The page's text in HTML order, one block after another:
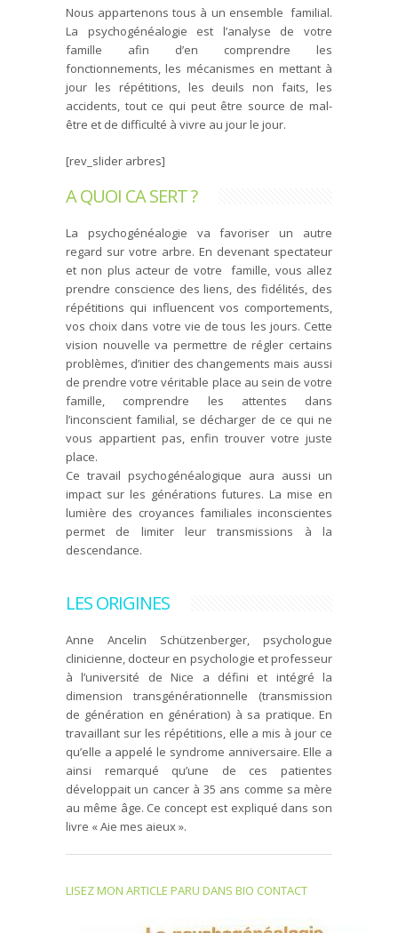
Nous appartenons tous à un ensemble familial.
La psychogénéalogie est l’analyse de votre
famille afin d’en comprendre les
fonctionnements, les mécanismes en mettant à
jour les répétitions, les deuils non faits, les
accidents, tout ce qui peut être source de mal-
être et de difficulté à vivre au jour le jour.
[rev_slider arbres]
A QUOI CA SERT ?
La psychogénéalogie va favoriser un autre
regard sur votre arbre. En devenant spectateur
et non plus acteur de votre famille, vous allez
prendre conscience des liens, des fidélités, des
répétitions qui influencent vos comportements,
vos choix dans votre vie de tous les jours. Cette
vision nouvelle va permettre de régler certains
problèmes, d’initier des changements mais aussi
de prendre votre véritable place au sein de votre
famille, comprendre les attentes dans
l’inconscient familial, se décharger de ce qui ne
vous appartient pas, enfin trouver votre juste
place.
Ce travail psychogénéalogique aura aussi un
impact sur les générations futures. La mise en
lumière des croyances familiales inconscientes
permet de limiter leur transmissions à la
descendance.
LES ORIGINES
Anne Ancelin Schützenberger, psychologue
clinicienne, docteur en psychologie et professeur
à l’université de Nice a défini et intégré la
dimension transgénérationnelle (transmission
de génération en génération) à sa pratique. En
travaillant sur les répétitions, elle a mis à jour ce
qu’elle a appelé le syndrome anniversaire. Elle a
ainsi remarqué qu’une de ces patientes
développait un cancer à 35 ans comme sa mère
au même âge. Ce concept est expliqué dans son
livre « Aie mes aieux ».
LISEZ MON ARTICLE PARU DANS BIO CONTACT